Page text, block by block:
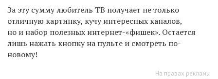
За эту сумму любитель ТВ получает не только
отличную картинку, кучу интересных каналов,
но и набор полезных интернет-«фишек». Остается
лишь нажать кнопку на пульте и смотреть по-
новому!
На правах рекламы